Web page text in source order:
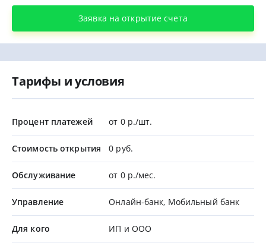
Заявка на открытие счета
Тарифы и условия
Процент платежей от 0 р./шт.
Стоимость открытия 0 руб.
Обслуживание от 0 р./мес.
Управление Онлайн-банк, Мобильный банк
Для кого ИП и ООО